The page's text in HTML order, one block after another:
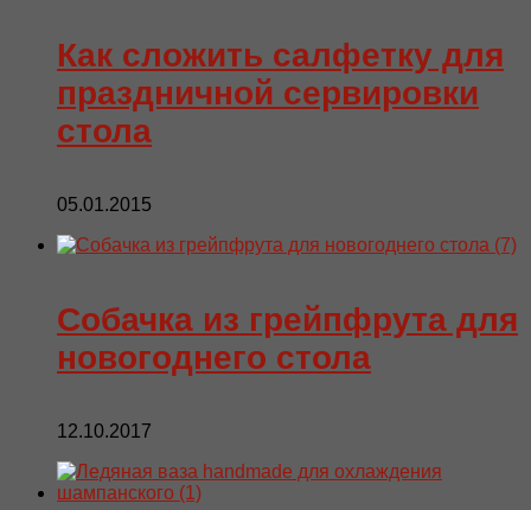
Как сложить салфетку для
праздничной сервировки
стола
05.01.2015
Собачка из грейпфрута для
новогоднего стола
12.10.2017